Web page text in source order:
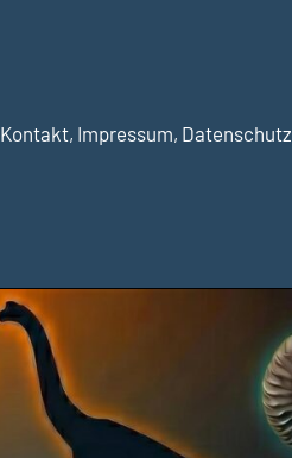
Kontakt, Impressum, Datenschutz